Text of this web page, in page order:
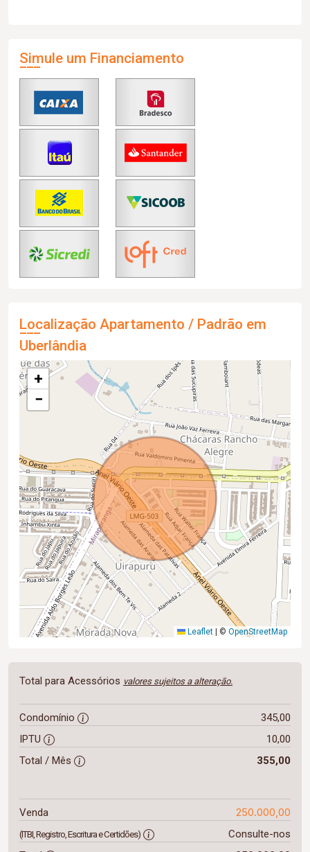
Simule um Financiamento
Localização Apartamento / Padrão em
Uberlândia
+
−
Leaflet | © OpenStreetMap
Total para Acessórios valores sujeitos a alteração.
Condomínio
345,00
IPTU
10,00
Total / Mês
355,00
Venda 250.000,00
(ITBI, Registro, Escritura e Certidões)
Consulte-nos